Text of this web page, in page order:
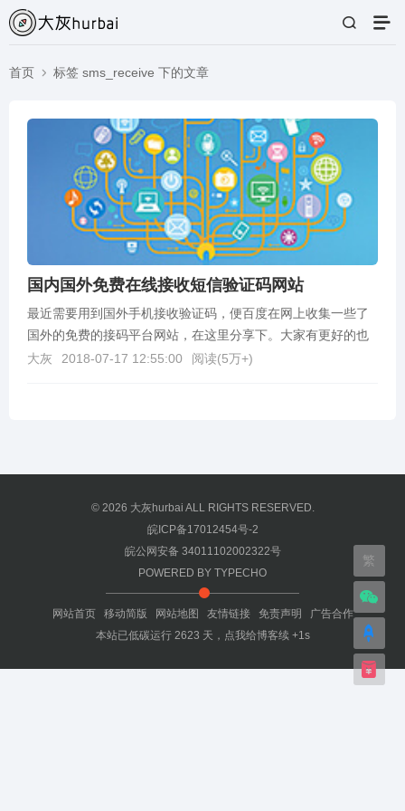
首页 标签 sms_receive 下的文章
国内国外免费在线接收短信验证码网站
最近需要用到国外手机接收验证码，便百度在网上收集一些了
国外的免费的接码平台网站，在这里分享下。大家有更好的也
可以推荐一下！网站地址描述国内接码https://w...
大灰 2018-07-17 12:55:00 阅读(5万+)
© 2026 大灰hurbai ALL RIGHTS RESERVED.
皖ICP备17012454号-2
皖公网安备 34011102002322号
POWERED BY TYPECHO
网站首页 移动简版 网站地图 友情链接 免责声明
广告合作
本站已低碳运行2623 天， 点我给博客续 +1s
繁